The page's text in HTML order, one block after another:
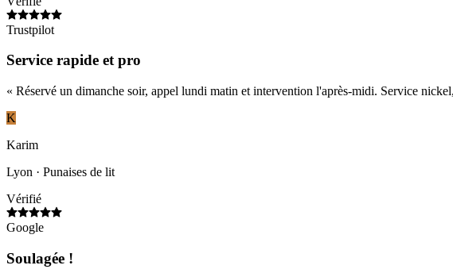
Trustpilot
Service rapide et pro
« Réservé un dimanche soir, appel lundi matin et intervention l'après-midi. Service
K
Karim
Lyon · Punaises de lit
Vérifié
Google
Soulagée !